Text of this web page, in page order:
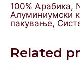
100% Арабика,
Алуминиумски
пакување,
Related